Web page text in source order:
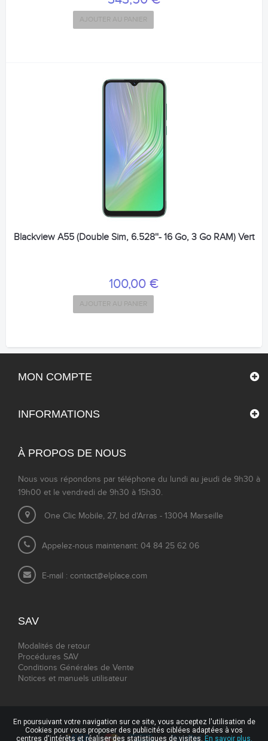
AJOUTER AU PANIER
Blackview A55 (Double Sim, 6.528''- 16 Go, 3 Go RAM) Vert
100,00 €
AJOUTER AU PANIER
MON COMPTE
INFORMATIONS
À PROPOS DE NOUS
Nous vous répondons par téléphone du lundi au jeudi de 9h30 à
19h00 et le vendredi de 9h30 à 15h30.
One Clic Mobile, 27, bd d'Arras - 13004 Marseille
Appelez-nous maintenant: 04 84 25 62 06
E-mail : contact@elplace.com
SAV
Modalités de retour
Procédures SAV
Conditions Générales de Vente
Notices et manuels utilisateur
En poursuivant votre navigation sur ce site, vous acceptez l'utilisation de
Cookies pour vous proposer des publicités ciblées adaptées à vos
centres d'intérêts et réaliser des statistiques de visites. En savoir plus.